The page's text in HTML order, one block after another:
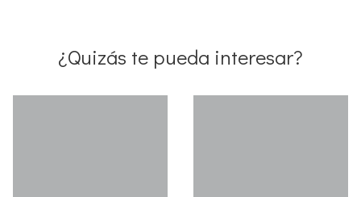
¿Quizás te pueda interesar?